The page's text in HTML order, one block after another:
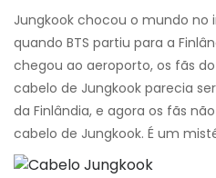
Jungkook chocou o mundo no
quando BTS partiu para a
chegou ao aeroporto, os fãs
cabelo de Jungkook parecia
da Finlândia, e agora os fãs
cabelo de Jungkook. É um